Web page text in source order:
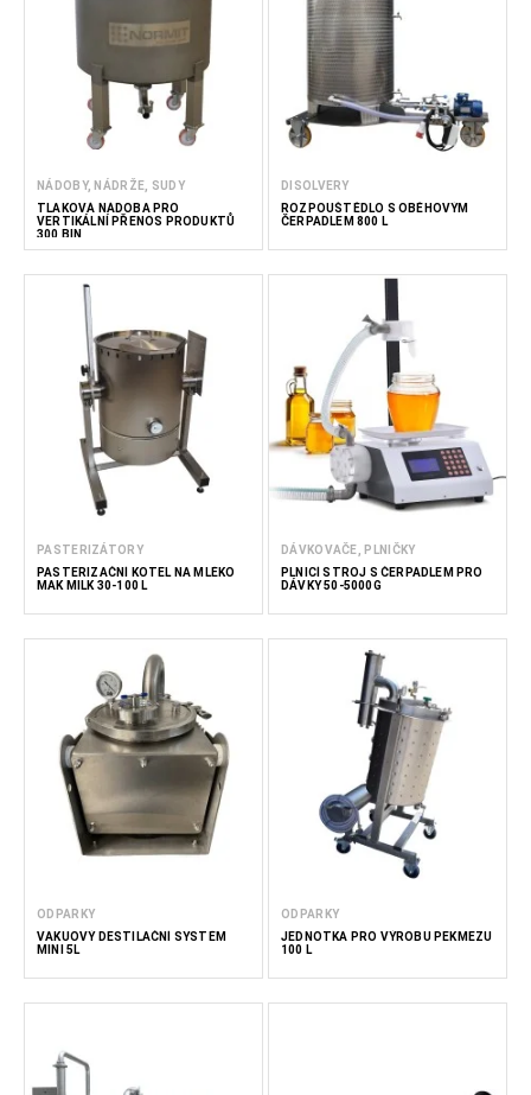
NÁDOBY, NÁDRŽE, SUDY
TLAKOVÁ NÁDOBA PRO
VERTIKÁLNÍ PŘENOS PRODUKTŮ
300 BIN
DISOLVERY
ROZPOUŠTĚDLO S OBĚHOVÝM
ČERPADLEM 800 L
PASTERIZÁTORY
PASTERIZAČNÍ KOTEL NA MLÉKO
MAK MILK 30-100 L
DÁVKOVAČE, PLNIČKY
PLNICÍ STROJ S ČERPADLEM PRO
DÁVKY 50-5000G
ODPARKY
VAKUOVÝ DESTILAČNÍ SYSTÉM
MINI 5L
ODPARKY
JEDNOTKA PRO VÝROBU PEKMEZU
100 L